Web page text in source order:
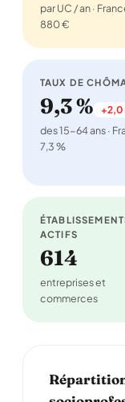
par UC / an ·
880 €
TAUX DE
9,3 % +2,0
des 15-64 ans ·
7,3 %
ACTIFS
614
entreprises et
commerces